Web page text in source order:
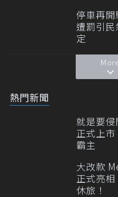
停車再開
遭罰引
定
熱門新聞
就是要侵
正式上
霸主
大改款
正式亮
休旅！